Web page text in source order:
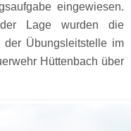
eingewiesen.
Lage wurden die
der Übungsleitstelle im
Hüttenbach über